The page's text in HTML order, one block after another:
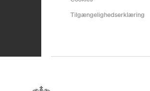
Tilgængelighedserklæring